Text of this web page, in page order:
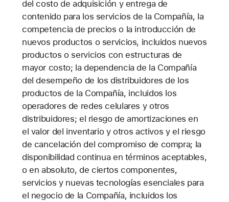
del costo de adquisición y entrega de
contenido para los servicios de la Compañía, la
competencia de precios o la introducción de
nuevos productos o servicios, incluidos nuevos
productos o servicios con estructuras de
mayor costo; la dependencia de la Compañía
del desempeño de los distribuidores de los
productos de la Compañía, incluidos los
operadores de redes celulares y otros
distribuidores; el riesgo de amortizaciones en
el valor del inventario y otros activos y el riesgo
de cancelación del compromiso de compra; la
disponibilidad continua en términos aceptables,
o en absoluto, de ciertos componentes,
servicios y nuevas tecnologías esenciales para
el negocio de la Compañía, incluidos los